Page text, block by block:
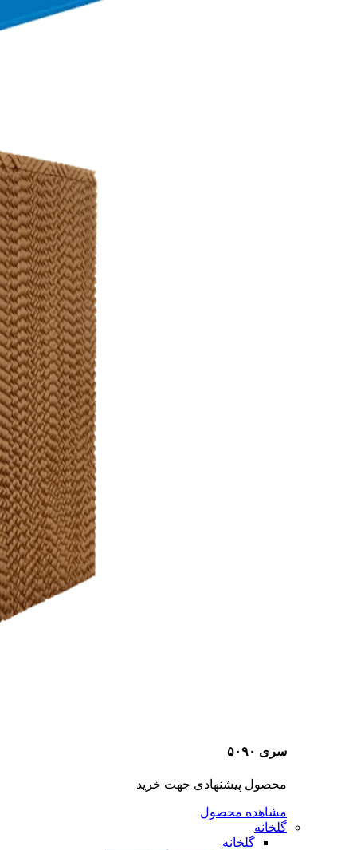
سری ۵۰۹۰
محصول پیشنهادی جهت خرید
مشاهده محصول
گلخانه
گلخانه